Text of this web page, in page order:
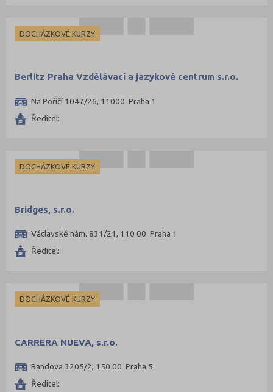
DOCHÁZKOVÉ KURZY
Berlitz Praha Vzdělávací a jazykové centrum s.r.o.
Na Poříčí 1047/26, 11000 Praha 1
Ředitel:
DOCHÁZKOVÉ KURZY
Bridges, s.r.o.
Václavské nám. 831/21, 110 00 Praha 1
Ředitel:
DOCHÁZKOVÉ KURZY
CARRERA NUEVA, s.r.o.
Randova 3205/2, 150 00 Praha 5
Ředitel: